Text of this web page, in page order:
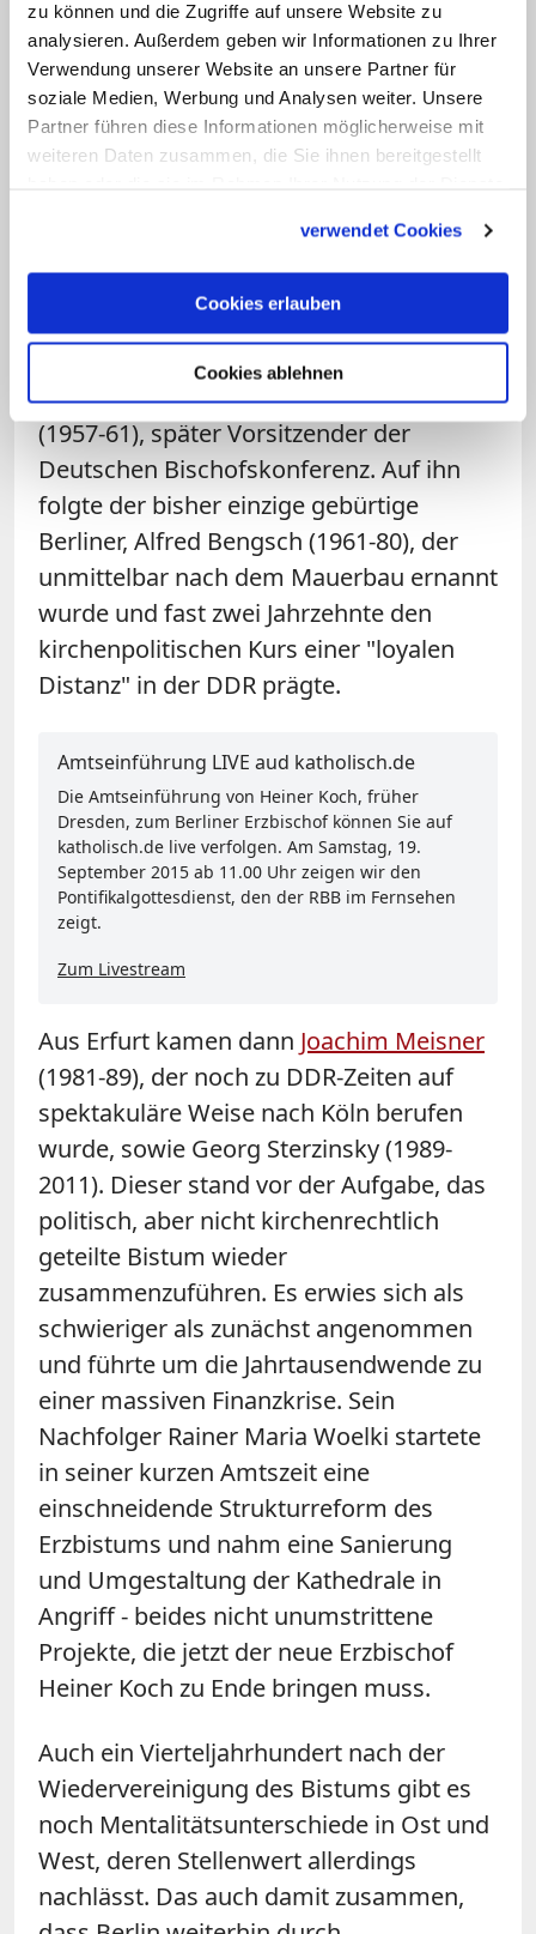
zu können und die Zugriffe auf unsere Website zu
analysieren. Außerdem geben wir Informationen zu Ihrer
Verwendung unserer Website an unsere Partner für
soziale Medien, Werbung und Analysen weiter. Unsere
Partner führen diese Informationen möglicherweise mit
weiteren Daten zusammen, die Sie ihnen bereitgestellt
verwendet Cookies
Cookies erlauben
Cookies ablehnen
Prägende Bischöfe
Auch unter den bisher zehn Berliner
Bischöfen waren mehrere prägende
Gestalten. Der aus Bayern stammende
Anfang an ein entschiedener Gegner des
herausragenden Köpfen des damaligen
Episkopats. Auch sein Kurs gegenüber
dem SED-Staat setzte Maßstäbe. Unter
seinen Nachfolgern warJulius Döpfner
(1957-61), später Vorsitzender der
Deutschen Bischofskonferenz. Auf ihn
folgte der bisher einzige gebürtige
Berliner, Alfred Bengsch (1961-80), der
unmittelbar nach dem Mauerbau ernannt
wurde und fast zwei Jahrzehnte den
kirchenpolitischen Kurs einer "loyalen
Distanz" in der DDR prägte.
Amtseinführung LIVE aud katholisch.de
Die Amtseinführung von Heiner Koch, früher
Dresden, zum Berliner Erzbischof können Sie auf
katholisch.de live verfolgen. Am Samstag, 19.
September 2015 ab 11.00 Uhr zeigen wir den
Pontifikalgottesdienst, den der RBB im Fernsehen
zeigt.
Zum Livestream
Aus Erfurt kamen dann Joachim Meisner
(1981-89), der noch zu DDR-Zeiten auf
spektakuläre Weise nach Köln berufen
wurde, sowie Georg Sterzinsky (1989-
2011). Dieser stand vor der Aufgabe, das
politisch, aber nicht kirchenrechtlich
geteilte Bistum wieder
zusammenzuführen. Es erwies sich als
schwieriger als zunächst angenommen
und führte um die Jahrtausendwende zu
einer massiven Finanzkrise. Sein
Nachfolger Rainer Maria Woelki startete
in seiner kurzen Amtszeit eine
einschneidende Strukturreform des
Erzbistums und nahm eine Sanierung
und Umgestaltung der Kathedrale in
Angriff - beides nicht unumstrittene
Projekte, die jetzt der neue Erzbischof
Heiner Koch zu Ende bringen muss.
Auch ein Vierteljahrhundert nach der
Wiedervereinigung des Bistums gibt es
noch Mentalitätsunterschiede in Ost und
West, deren Stellenwert allerdings
nachlässt. Das auch damit zusammen,